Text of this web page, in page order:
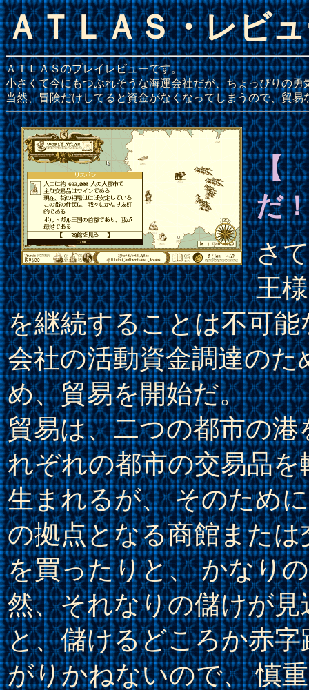
ＡＴＬＡＳ・レビ
ＡＴＬＡＳのプレイレビューです。
小さくて今にもつぶれそうな海運会社だが、ちょっぴりの
当然、冒険だけしてると資金がなくなってしまうので、貿
【
だ
さ
王
を継続することは不可
会社の活動資金調達の
め、貿易を開始だ。
貿易は、二つの都市の
れぞれの都市の交易品
生まれるが、 そのため
の拠点となる商館また
を買ったりと、 かなり
然、それなりの儲けが
と、儲けるどころか赤
がりかねないので、 慎